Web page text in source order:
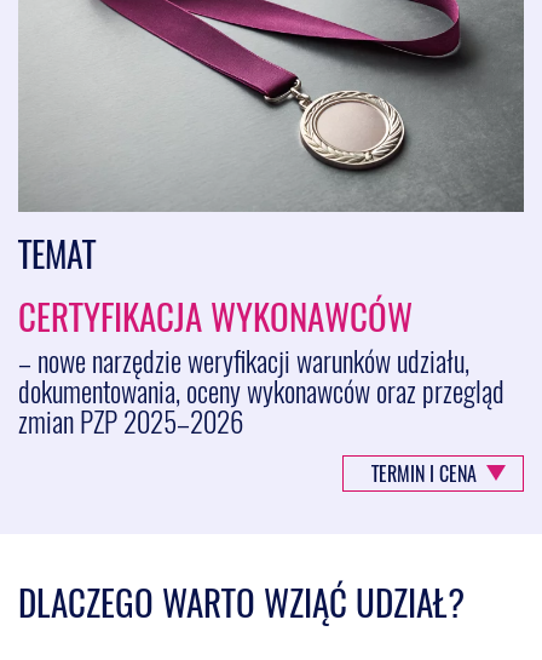
TEMAT
CERTYFIKACJA WYKONAWCÓW
– nowe narzędzie weryfikacji warunków udziału,
dokumentowania, oceny wykonawców oraz przegląd
zmian PZP 2025–2026
TERMIN I CENA
DLACZEGO WARTO WZIĄĆ UDZIAŁ?